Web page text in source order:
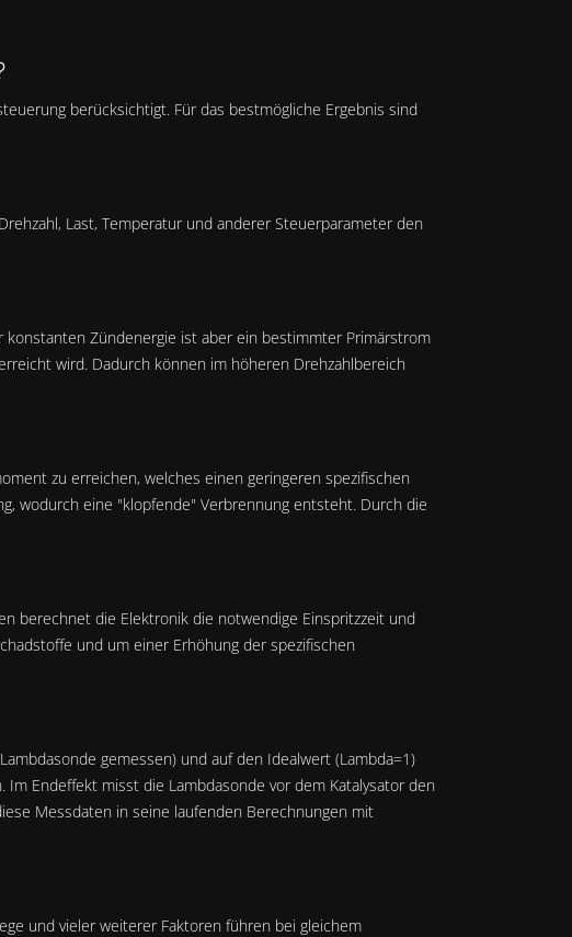
berücksichtigt. Für das bestmögliche Ergebnis sind
Last, Temperatur und anderer Steuerparameter den
konstanten Zündenergie ist aber ein bestimmter Primärstrom
wird. Dadurch können im höheren Drehzahlbereich
zu erreichen, welches einen geringeren spezifischen
wodurch eine "klopfende" Verbrennung entsteht. Durch die
berechnet die Elektronik die notwendige Einspritzzeit und
und um einer Erhöhung der spezifischen
gemessen) und auf den Idealwert (Lambda=1)
Endeffekt misst die Lambdasonde vor dem Katalysator den
Messdaten in seine laufenden Berechnungen mit
und vieler weiterer Faktoren führen bei gleichem